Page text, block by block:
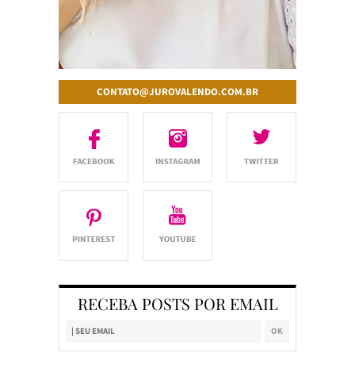
CONTATO@JUROVALENDO.COM.BR
RECEBA POSTS POR EMAIL